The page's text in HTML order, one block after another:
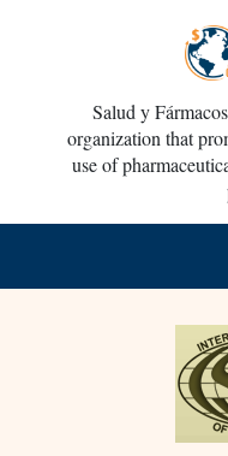
Salud y
organization that
use of